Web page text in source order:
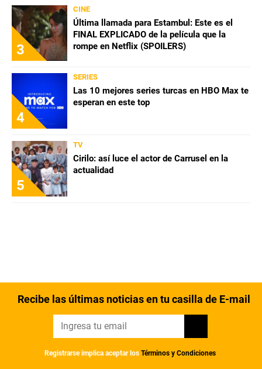
3
CINE
Última llamada para Estambul: Este es el
FINAL EXPLICADO de la película que la
rompe en Netflix (SPOILERS)
4
SERIES
Las 10 mejores series turcas en HBO Max te
esperan en este top
5
TV
Cirilo: así luce el actor de Carrusel en la
actualidad
Recibe las últimas noticias en tu casilla de E-mail
Registrarse implica aceptar los Términos y Condiciones